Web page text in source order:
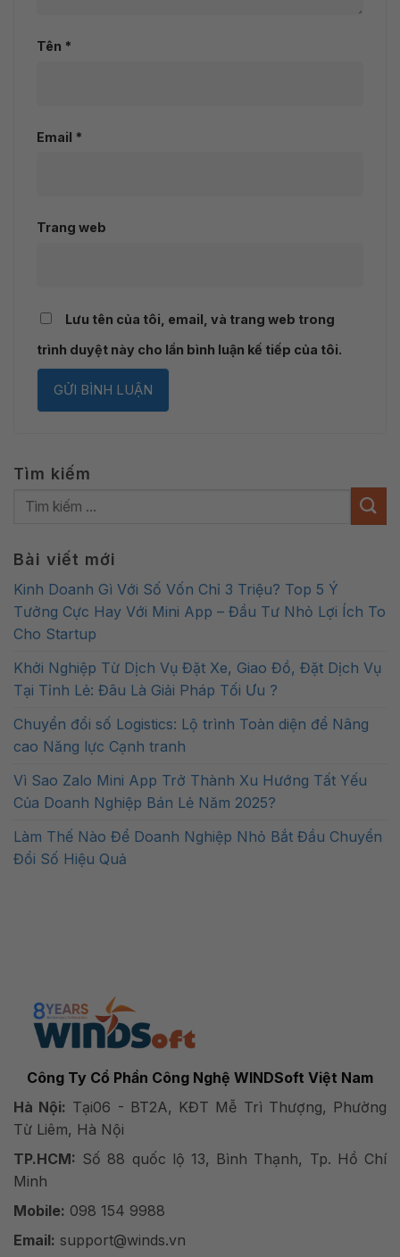
Tên *
Email *
Trang web
Lưu tên của tôi, email, và trang web trong
trình duyệt này cho lần bình luận kế tiếp của tôi.
Tìm kiếm
Bài viết mới
Kinh Doanh Gì Với Số Vốn Chỉ 3 Triệu? Top 5 Ý
Tưởng Cực Hay Với Mini App – Đầu Tư Nhỏ Lợi Ích To
Cho Startup
Khởi Nghiệp Từ Dịch Vụ Đặt Xe, Giao Đồ, Đặt Dịch Vụ
Tại Tỉnh Lẻ: Đâu Là Giải Pháp Tối Ưu ?
Chuyển đổi số Logistics: Lộ trình Toàn diện để Nâng
cao Năng lực Cạnh tranh
Vì Sao Zalo Mini App Trở Thành Xu Hướng Tất Yếu
Của Doanh Nghiệp Bán Lẻ Năm 2025?
Làm Thế Nào Để Doanh Nghiệp Nhỏ Bắt Đầu Chuyển
Đổi Số Hiệu Quả
Công Ty Cổ Phần Công Nghệ WINDSoft Việt Nam
Hà Nội: Tại06 - BT2A, KĐT Mễ Trì Thượng, Phường
Từ Liêm, Hà Nội
TP.HCM: Số 88 quốc lộ 13, Bình Thạnh, Tp. Hồ Chí
Minh
Mobile: 098 154 9988
Email: support@winds.vn